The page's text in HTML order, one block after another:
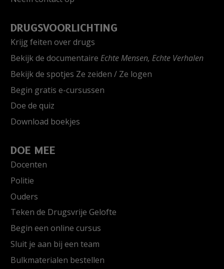
DRUGSVOORLICHTING
Krijg feiten over drugs
Bekijk de documentaire Echte Mensen, Echte Verhalen
Bekijk de spotjes Ze zeiden / Ze logen
Begin gratis e-cursussen
Doe de quiz
Download boekjes
DOE MEE
Docenten
Politie
Ouders
Teken de Drugsvrije Gelofte
Begin een online cursus
Sluit je aan bij een team
Bulkmaterialen bestellen